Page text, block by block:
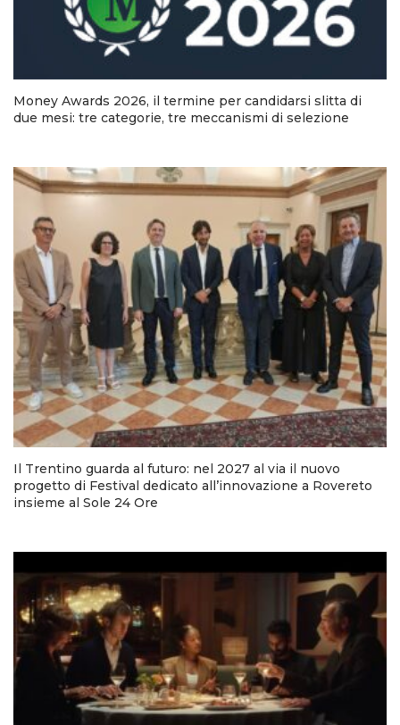
Money Awards 2026, il termine per candidarsi slitta di
due mesi: tre categorie, tre meccanismi di selezione
Il Trentino guarda al futuro: nel 2027 al via il nuovo
progetto di Festival dedicato all’innovazione a Rovereto
insieme al Sole 24 Ore